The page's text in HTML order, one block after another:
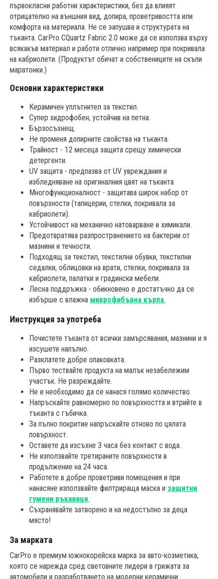
първокласни работни характеристики, без да влияят
отрицателно на външния вид, допира, проветривостта или
комфорта на материала. Не се запушва и структурата на
тъканта. CarPro CQuartz Fabric 2.0 може да се използва върху
всякакъв материал и работи отлично например при покривала
на кабриолети. (Продуктът обичат и собствениците на скъпи
маратонки.)
Основни характеристики
Керамичен уплътнител за текстил.
Супер хидрофобен, устойчив на петна.
Бързосъхнещ.
Не променя допирните свойства на тъканта.
Трайност - 12 месеца защита срещу химически
детергенти.
UV защита - предпазва от UV увреждания и
избледняване на оригиналния цвят на тъканта.
Многофункционалност - защитава широк набор от
повърхности (тапицерии, стелки, покривала за
кабриолети).
Устойчивост на механично натоварване и химикали.
Предотвратява разпространението на бактерии от
мазнини и течности.
Подходящ за текстил, текстилни обувки, текстилни
седалки, облицовки на врати, стелки, покривала за
кабриолети, палатки и градински мебели.
Лесна поддръжка - обикновено е достатъчно да се
избърше с влажна микрофибърна кърпа.
Инструкция за употреба
Почистете тъканта от всички замърсявания, мазнини и я
изсушете напълно.
Разклатете добре опаковката.
Първо тествайте продукта на малък незабележим
участък. Не разреждайте.
Не е необходимо да се нанася голямо количество.
Напръскайте равномерно по повърхността и втрийте в
тъканта с гъбичка.
За пълно покритие напръскайте отново по цялата
повърхност.
Оставете да изсъхне 3 часа без контакт с вода.
Не използвайте третираните повърхности в
продължение на 24 часа.
Работете в добре проветриви помещения и при
нанасяне използвайте филтрираща маска и защитни
гумени ръкавици.
Съхранявайте затворено и на недостъпно за деца
място!
За марката
CarPro е премиум южнокорейска марка за авто-козметика,
която се нарежда сред световните лидери в грижата за
автомобили и разработването на модерни керамични